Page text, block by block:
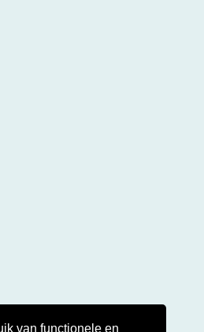
van functionele en